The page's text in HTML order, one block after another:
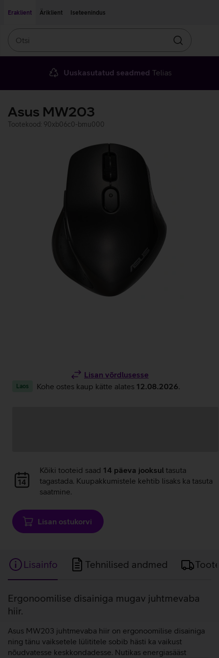
Eraklient
Äriklient Iseteenindus
Otsin
Uuskasutatud seadmed Telias
Asus MW203
Tootekood: 90xb06c0-bmu000
Lisan võrdlusesse
Laos Kohe ostes kaup kätte alates 12.08.2026
laadimine
Andmete
laadimine
Kõiki tooteid saad 14 päeva jooksul tasuta
tagastada. Kuupakkumistele kehtib lisaks ka tasuta
saatmine.
Lisan ostukorvi
Lisainfo Tehnilised andmed
Lisainfo
Ergonoomilise disainiga mugav juhtmevaba
hiir.
Asus MW203 juhtmevaba hiir on ergonoomilise disainiga
ning tänu vaiksetele lülititele sobib hästi ka vaikust
nõudvatesse keskkondadesse. Nutikas energiasääst